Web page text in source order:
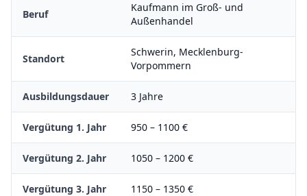
Beruf
Kaufmann im Groß- und
Außenhandel
Standort
Schwerin, Mecklenburg-
Vorpommern
Ausbildungsdauer 3 Jahre
Vergütung 1. Jahr 950 – 1100 €
Vergütung 2. Jahr 1050 – 1200 €
Vergütung 3. Jahr 1150 – 1350 €